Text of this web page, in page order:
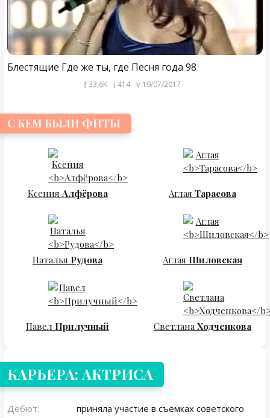
КАРЬЕРА: АКТРИСА
Дебют:
приняла участие в съёмках советского
Блестящие Где же ты, где Песня года 98
33,6K 414 19/07/2017
С КЕМ БЫЛИ ФИТЫ
Ксения Алфёрова Аглая Тарасова
Наталья Рудова Аглая Шиловская
Павел Прилучный Светлана Ходченкова